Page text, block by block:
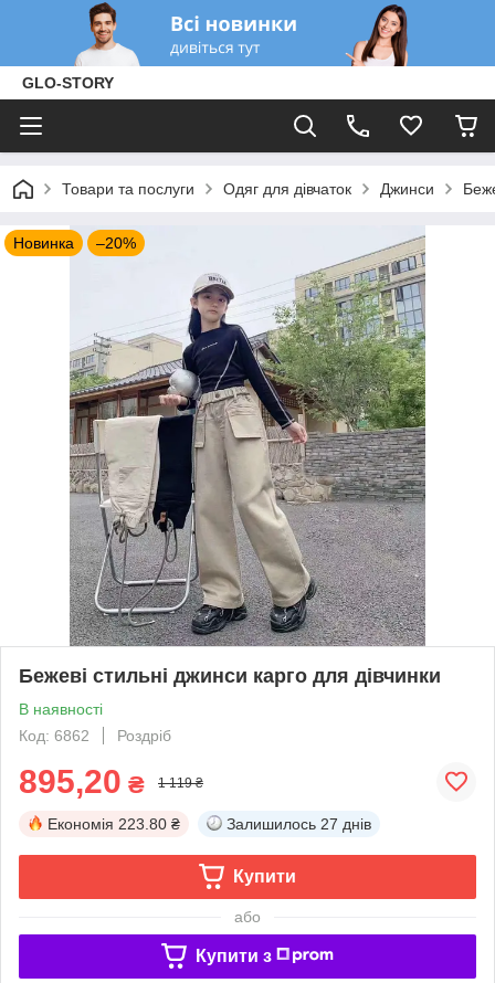
GLO-STORY
Товари та послуги Одяг для дівчаток Джинси
Новинка –20%
Бежеві стильні джинси карго для дівчинки
В наявності
Код: 6862
Роздріб
895,20 ₴ 1 119 ₴
Економія 223.80 ₴ Залишилось 27 днів
Купити
або
Купити з